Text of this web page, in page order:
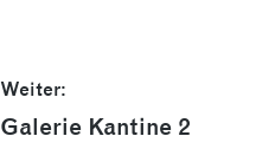
Beitragsnavigation
Weiter:
Nächster
Galerie Kantine 2